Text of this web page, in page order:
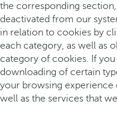
the corresponding
deactivated from our
in relation to cookies by
each category, as well as
category of cookies. If
downloading of certain
your browsing experience
well as the services that